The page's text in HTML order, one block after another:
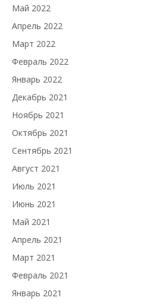
Май 2022
Апрель 2022
Март 2022
Февраль 2022
Январь 2022
Декабрь 2021
Ноябрь 2021
Октябрь 2021
Сентябрь 2021
Август 2021
Июль 2021
Июнь 2021
Май 2021
Апрель 2021
Март 2021
Февраль 2021
Январь 2021